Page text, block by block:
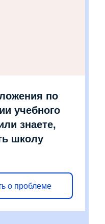
по
учебного
знаете,
школу
о проблеме